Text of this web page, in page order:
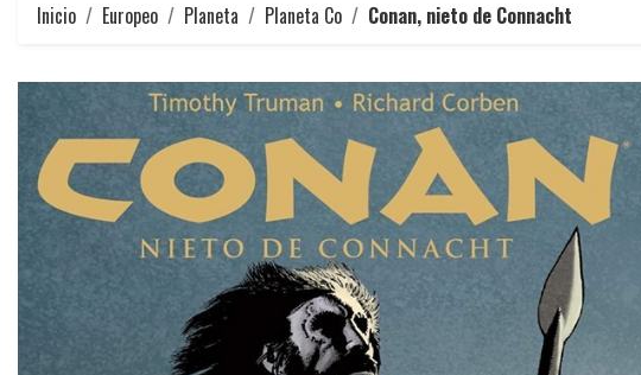
Inicio Europeo Planeta Planeta Co Conan, nieto de Connacht